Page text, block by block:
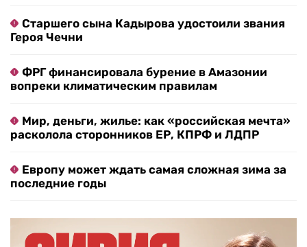
Старшего сына Кадырова удостоили звания
Героя Чечни
ФРГ финансировала бурение в Амазонии
вопреки климатическим правилам
Мир, деньги, жилье: как «российская мечта»
расколола сторонников ЕР, КПРФ и ЛДПР
Европу может ждать самая сложная зима за
последние годы